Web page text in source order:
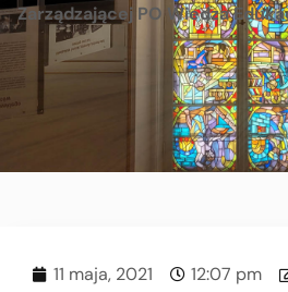
Zarządzającej PO Wiedza
11 maja, 2021 12:07 pm